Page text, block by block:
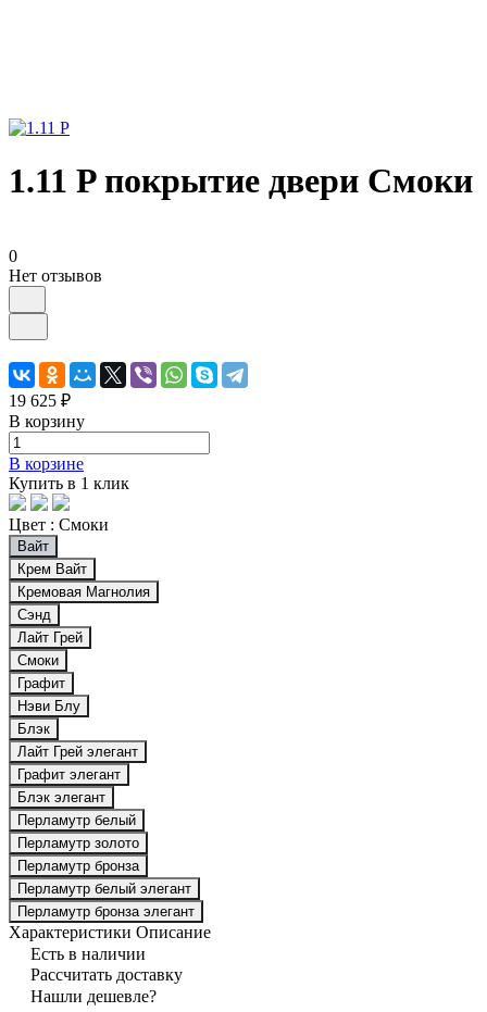
1.11 P покрытие двери Смоки
0
Нет отзывов
19 625 ₽
В корзину
В корзине
Купить в 1 клик
Цвет : Смоки
Вайт
Крем Вайт
Кремовая Магнолия
Сэнд
Лайт Грей
Смоки
Графит
Нэви Блу
Блэк
Лайт Грей элегант
Графит элегант
Блэк элегант
Перламутр белый
Перламутр золото
Перламутр бронза
Перламутр белый элегант
Перламутр бронза элегант
Характеристики Описание
Есть в наличии
Рассчитать доставку
Нашли дешевле?